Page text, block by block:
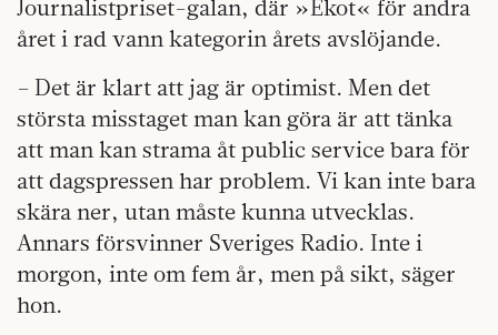
Journalistpriset-galan, där »Ekot« för andra
året i rad vann kategorin årets avslöjande.
– Det är klart att jag är optimist. Men det
största misstaget man kan göra är att tänka
att man kan strama åt public service bara för
att dagspressen har problem. Vi kan inte bara
skära ner, utan måste kunna utvecklas.
Annars försvinner Sveriges Radio. Inte i
morgon, inte om fem år, men på sikt, säger
hon.